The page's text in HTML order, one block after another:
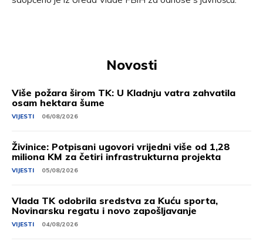
Novosti
Više požara širom TK: U Kladnju vatra zahvatila
osam hektara šume
VIJESTI 06/08/2026
Živinice: Potpisani ugovori vrijedni više od 1,28
miliona KM za četiri infrastrukturna projekta
VIJESTI 05/08/2026
Vlada TK odobrila sredstva za Kuću sporta,
Novinarsku regatu i novo zapošljavanje
VIJESTI 04/08/2026